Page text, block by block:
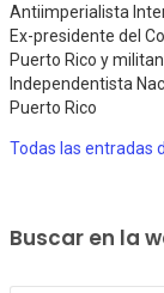
Antiimperialista
Ex-presidente del
Puerto Rico y
Independentista
Puerto Rico
Todas las entradas
Buscar en la